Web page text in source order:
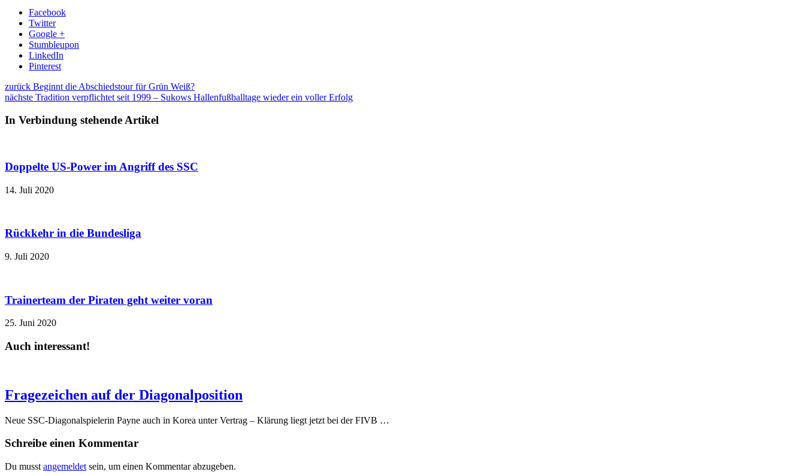
Facebook
Twitter
Google +
Stumbleupon
LinkedIn
Pinterest
zurück Beginnt die Abschiedstour für Grün Weiß?
nächste Tradition verpflichtet seit 1999 – Sukows Hallenfußballtage wieder ein voller Erfolg
In Verbindung stehende Artikel
Doppelte US-Power im Angriff des SSC
14. Juli 2020
Rückkehr in die Bundesliga
9. Juli 2020
Trainerteam der Piraten geht weiter voran
25. Juni 2020
Auch interessant!
Fragezeichen auf der Diagonalposition
Neue SSC-Diagonalspielerin Payne auch in Korea unter Vertrag – Klärung liegt jetzt bei der FIVB …
Schreibe einen Kommentar
Du musst angemeldet sein, um einen Kommentar abzugeben.